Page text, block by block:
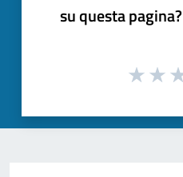
su questa pagina?